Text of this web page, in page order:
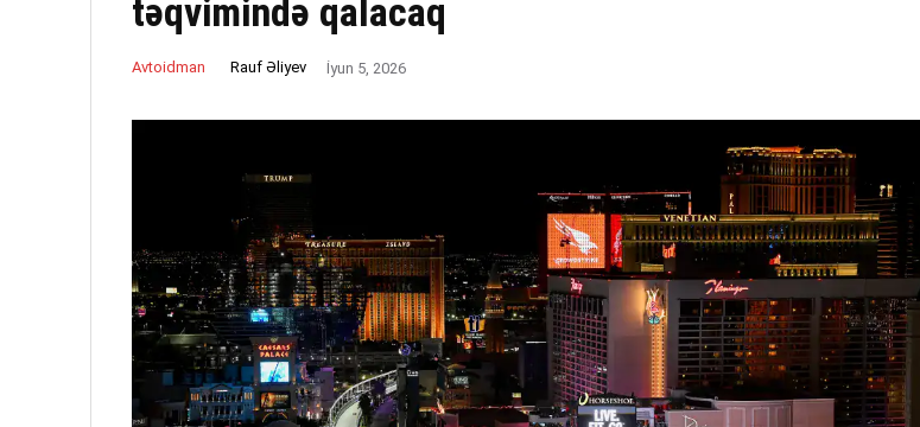
təqvimində qalacaq
Avtoidman Rauf Əliyev İyun 5, 2026